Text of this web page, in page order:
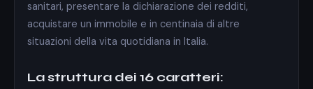
sanitari, presentare la dichiarazione dei redditi,
acquistare un immobile e in centinaia di altre
situazioni della vita quotidiana in Italia.
La struttura dei 16 caratteri: